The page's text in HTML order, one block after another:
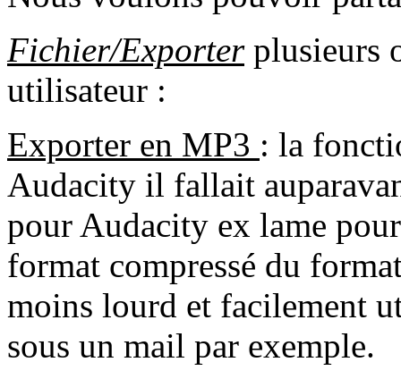
Fichier/Exporter plusieurs
utilisateur :
Exporter en MP3 : la
Audacity il fallait
pour Audacity ex lame
format compressé du
moins lourd et facilement
sous un mail par exemple.